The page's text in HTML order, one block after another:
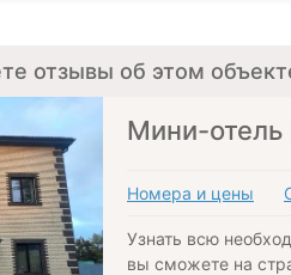
отзывы об этом
Мини-отель
Номера и цены
Узнать всю
вы сможете на